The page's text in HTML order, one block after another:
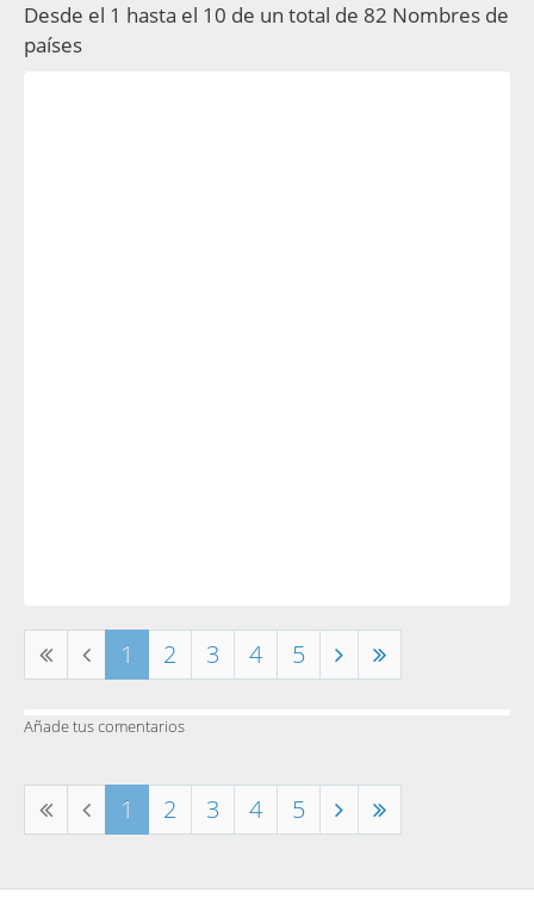
Desde el 1 hasta el 10 de un total de 82 Nombres de
países
1 2 3 4 5
Añade tus comentarios
1 2 3 4 5